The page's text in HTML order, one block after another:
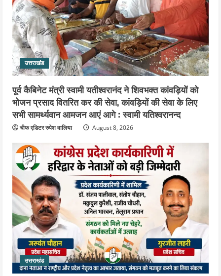
5 August 5, 2026
उत्तराखंड
पूर्व कैबिनेट मंत्री स्वामी यतीश्वरानंद ने शिवभक्त कांवड़ियों को
भोजन प्रसाद वितरित कर की सेवा, कांवड़ियों की सेवा के लिए
सभी सामर्थ्यवान आमजन आएं आगे : स्वामी यतिश्वरानन्द
चीफ एडिटर रुपेश वालिया August 8, 2026
उत्तराखंड